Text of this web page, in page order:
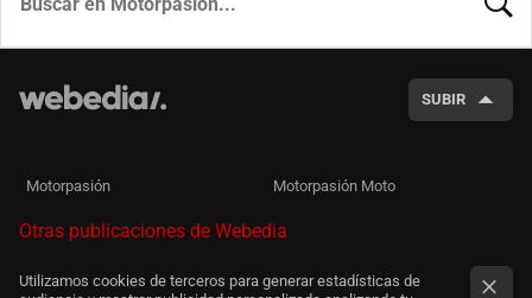
SUBIR
Motorpasión Motorpasión Moto
Otras publicaciones de Webedia
Utilizamos cookies de terceros para generar estadísticas de